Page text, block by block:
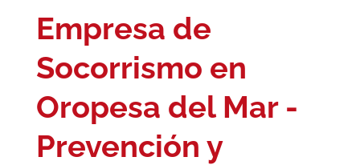
Empresa de
Socorrismo en
Oropesa del Mar -
Prevención y